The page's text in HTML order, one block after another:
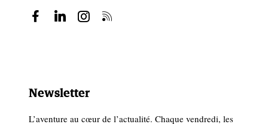
Newsletter
L’aventure au cœur de l’actualité. Chaque vendredi, les